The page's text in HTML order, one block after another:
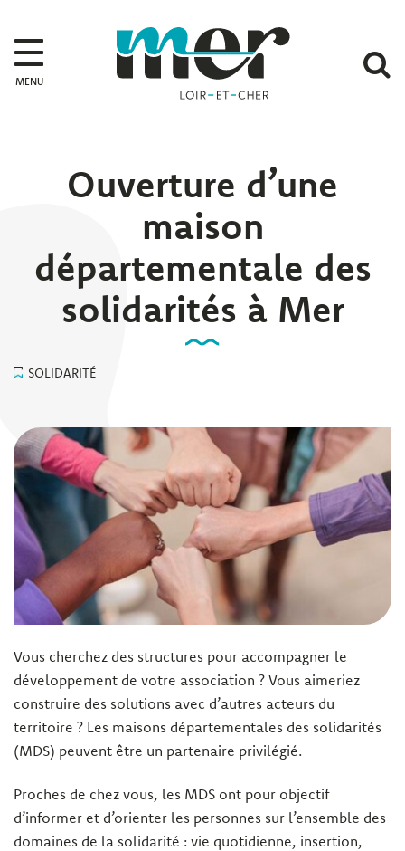
MENU
Ouverture d’une
maison
départementale des
solidarités à Mer
SOLIDARITÉ
Vous cherchez des structures pour accompagner le
développement de votre association ? Vous aimeriez
construire des solutions avec d’autres acteurs du
territoire ? Les maisons départementales des solidarités
(MDS) peuvent être un partenaire privilégié.
Proches de chez vous, les MDS ont pour objectif
d’informer et d’orienter les personnes sur l’ensemble des
domaines de la solidarité : vie quotidienne, insertion,